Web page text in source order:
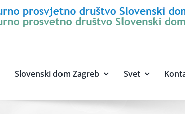
Slovenski dom Zagreb Svet